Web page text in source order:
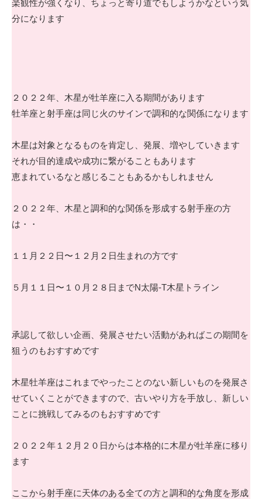
楽観性が強くなり、ちょっと寄り道でもしようかなという気
分になります
２０２２年、木星が牡羊座に入る期間があります
牡羊座と射手座は同じ火のサインで調和的な関係になります
木星は対象となるものを肯定し、発展、増やしていきます
それが目的達成や成功に繋がることもあります
恵まれているなと感じることもあるかもしれません
２０２２年、木星と調和的な関係を形成する射手座の方
は・・
１１月２２日〜１２月２日生まれの方です
５月１１日〜１０月２８日までN太陽-T木星トライン
承認して欲しい企画、発展させたい活動があればこの期間を
狙うのもおすすめです
木星牡羊座はこれまでやったことのない新しいものを発展さ
せていくことができますので、古いやり方を手放し、新しい
ことに挑戦してみるのもおすすめです
２０２２年１２月２０日からは本格的に木星が牡羊座に移り
ます
ここから射手座に天体のある全ての方と調和的な角度を形成